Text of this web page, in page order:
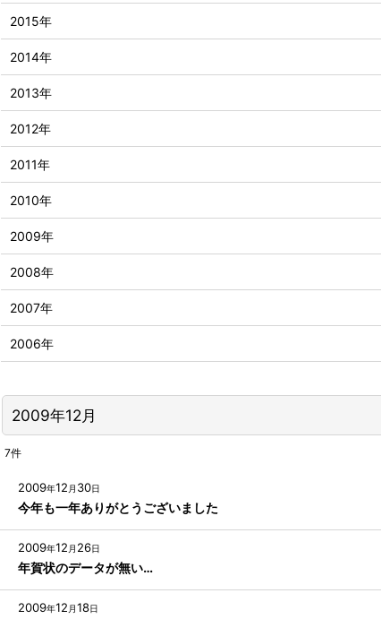
2009年12月
7件
2009年12 月 30日
今年も一年ありがとうございました
2009年12 月 26日
年賀状のデータが無い…
2009年12 月18日
2015年
2014年
2013年
2012年
2011年
2010年
2009年
2008年
2007年
2006年